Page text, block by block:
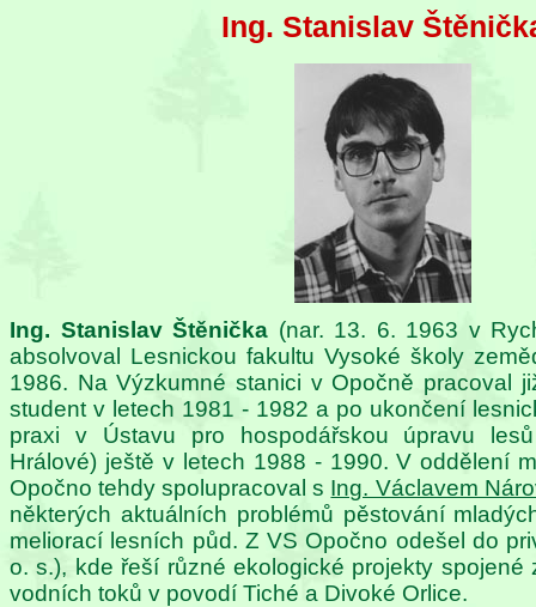
Ing. Stanislav
Ing. Stanislav Štěnička (nar. 13. 6. 1963 v
absolvoval Lesnickou fakultu Vysoké školy
1986. Na Výzkumné stanici v Opočně pracoval
student v letech 1981 - 1982 a po ukončení
praxi v Ústavu pro hospodářskou úpravu
Hrálové) ještě v letech 1988 - 1990. V oddělení
Opočno tehdy spolupracoval s Ing. Václavem
některých aktuálních problémů pěstování
meliorací lesních půd. Z VS Opočno odešel do
o. s.), kde řeší různé ekologické projekty spojené
vodních toků v povodí Tiché a Divoké Orlice.